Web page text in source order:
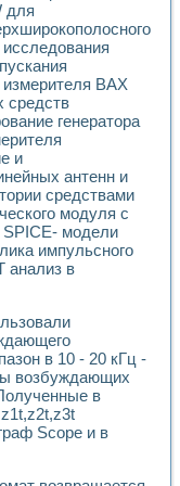
для
измерителя ВАХ
средств
генератора
и
антенн и
средствами
модуля с
модели
импульсного
анализ в
в 10 - 20 кГц -
возбуждающих
в
Scope и в